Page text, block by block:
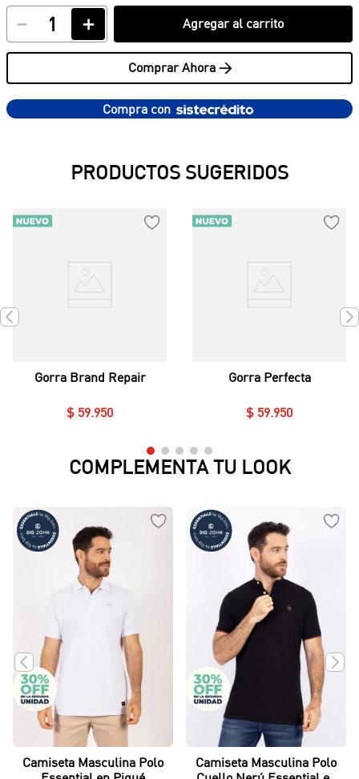
＋
－ Agregar al carrito
Comprar Ahora >
Compra con
PRODUCTOS SUGERIDOS
Gorra Brand Repair
$ 59 950
Gorra Perfecta
$ 59 950
COMPLEMENTA TU LOOK
Camiseta Masculina Polo
Camiseta Masculina Polo